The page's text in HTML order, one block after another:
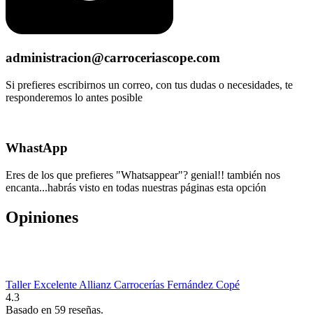
administracion@carroceriascope.com
Si prefieres escribirnos un correo, con tus dudas o necesidades, te
responderemos lo antes posible
WhastApp
Eres de los que prefieres "Whatsappear"? genial!! también nos
encanta...habrás visto en todas nuestras páginas esta opción
Opiniones
Taller Excelente Allianz Carrocerías Fernández Copé
4.3
Basado en 59 reseñas.